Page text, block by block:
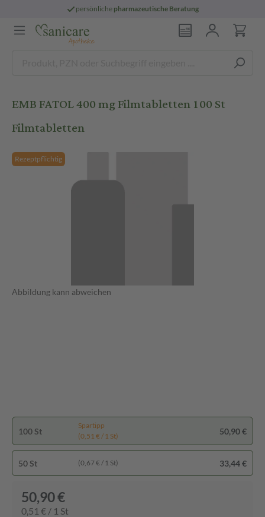
persönliche pharmazeutische Beratung
EMB FATOL 400 mg Filmtabletten 100 St
Filmtabletten
Rezeptpflichtig
Abbildung kann abweichen
100 St
Spartipp
(0,51 € / 1 St)
50,90 €
50 St (0,67 € / 1 St) 33,44 €
50,90 €
0,51 € / 1 St